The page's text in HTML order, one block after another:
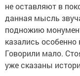
не оставляют в
данная мысль
подножию
казались
Говорили мало.
уже сказаны